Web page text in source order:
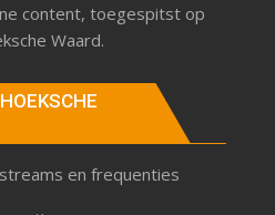
content, toegespitst op
Waard.
streams en frequenties